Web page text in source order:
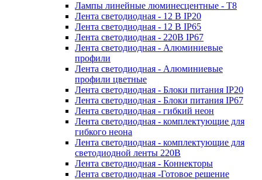
Лампы линейные люминесцентные - Т8
Лента светодиодная - 12 В IP20
Лента светодиодная - 12 В IP65
Лента светодиодная - 220В IP67
Лента светодиодная - Алюминиевые
профили
Лента светодиодная - Алюминиевые
профили цветные
Лента светодиодная - Блоки питания IP20
Лента светодиодная - Блоки питания IP67
Лента светодиодная - гибкий неон
Лента светодиодная - комплектующие для
гибкого неона
Лента светодиодная - комплектующие для
светодиодной ленты 220В
Лента светодиодная - Коннекторы
Лента светодиодная -Готовое решение